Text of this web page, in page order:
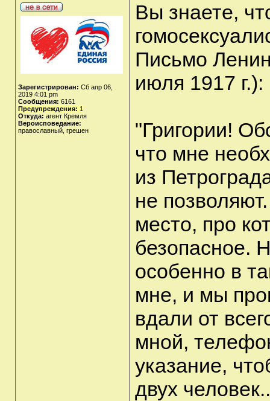
Зарегистрирован: Сб апр 06,
2019 4:01 pm
Сообщения: 6161
Предупреждения: 1
Откуда: агент Кремля
Вероисповедание:
православный, грешен
Вы знаете,
Письмо
июля 1917 г.):
"Григории!
что мне
из
не
место, про
безопасное.
особенно в
мне, и мы
вдали от
мной,
указание,
двух